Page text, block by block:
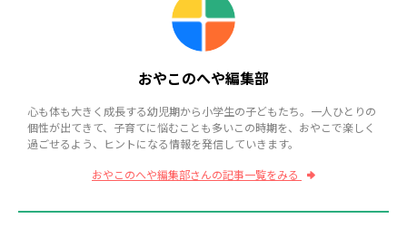
おやこのへや編集部
心も体も大きく成長する幼児期から小学生の子どもたち。一人ひとりの
個性が出てきて、子育てに悩むことも多いこの時期を、おやこで楽しく
過ごせるよう、ヒントになる情報を発信していきます。
おやこのへや編集部さんの記事一覧をみる